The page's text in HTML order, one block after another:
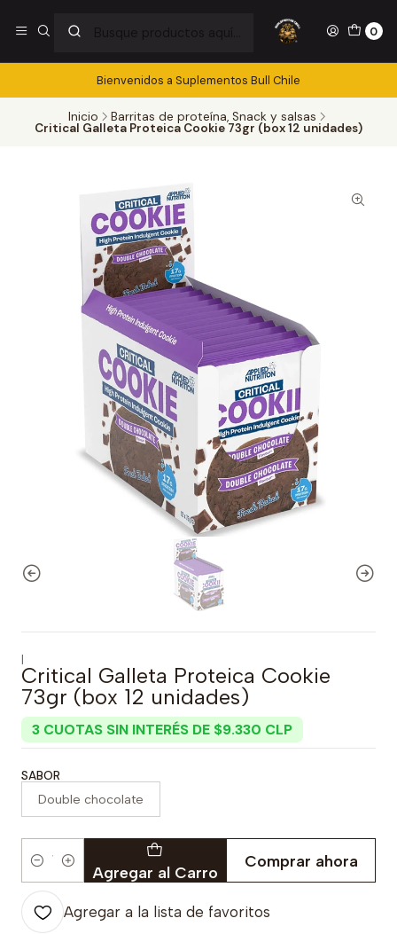
0
Bienvenidos a Suplementos Bull Chile
Inicio Barritas de proteína, Snack y salsas
Critical Galleta Proteica Cookie 73gr (box 12 unidades)
|
Critical Galleta Proteica Cookie
73gr (box 12 unidades)
3 CUOTAS SIN INTERÉS DE $9.330 CLP
SABOR
Double chocolate
Cantidad Agregar al Carro
Comprar ahora
Agregar a la lista de favoritos